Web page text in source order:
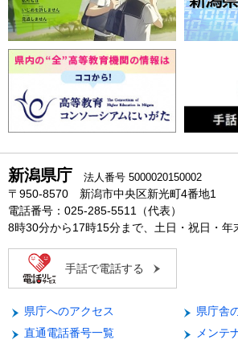
新潟県庁 法人番号 5000020150002
〒950-8570 新潟市中央区新光町4番地1
電話番号：025-285-5511（代表）
8時30分から17時15分まで、土日・祝日・年
手話で電話する
県庁へのアクセス
県庁舎
直通電話番号一覧
メンテ